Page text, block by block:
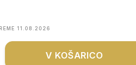
11.08.2026
V KOŠARICO